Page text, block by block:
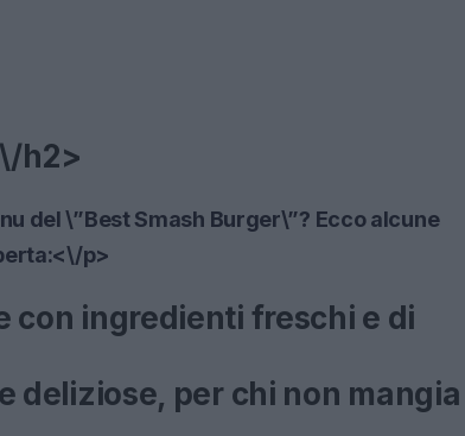
h2>
del \”Best Smash Burger\”? Ecco alcune
p>
con ingredienti freschi e di
deliziose, per chi non mangia